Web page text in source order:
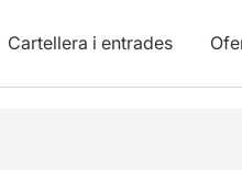
Cartellera i entrades
Fitxa artística Fotos i vídeos